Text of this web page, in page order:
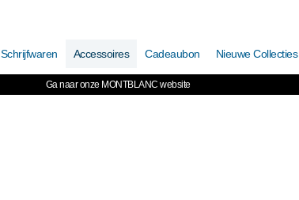
Schrijfwaren Accessoires Cadeaubon Nieuwe Collecties
Ga naar onze MONTBLANC website